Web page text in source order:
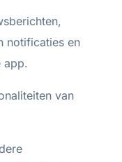
notificaties en
app.
van